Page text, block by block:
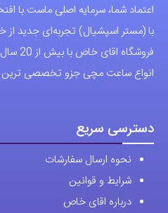
اعتماد شما، سرمایه اصلی ماست.با
با (مستر اسپشیال) تجربه‌ای جدید از
انواع ساعت مچی جزو تخصصی ترین
دسترسی سریع
نحوه ارسال سفارشات
شرایط و قوانین
درباره اقای خاص